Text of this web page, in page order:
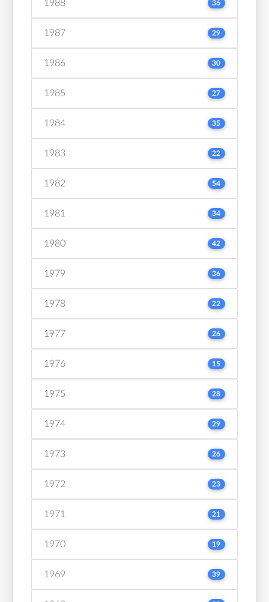
1988 36
1987 29
1986 30
1985 27
1984 35
1983 22
1982 54
1981 34
1980 42
1979 36
1978 22
1977 26
1976 15
1975 28
1974 29
1973 26
1972 23
1971 21
1970 19
1969 39